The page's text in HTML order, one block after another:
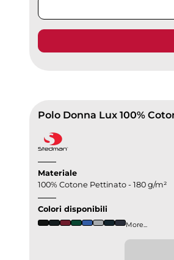
Materiale
100% Cotone Pettinato - 180 g/m²
Colori disponibili
More...